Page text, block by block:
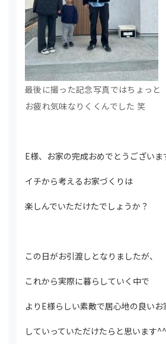
最後に撮った記念写真ではちょっと
お疲れ気味なりくくんでした 笑
E様、お家の完成おめでとうございま
イチから考えるお家づくりは
楽しんでいただけたでしょうか？
この日がお引渡しとなりましたが、
これから実際に暮らしていく中で
よりE様らしい素敵で居心地の良いお
していっていただけたらと思います^^